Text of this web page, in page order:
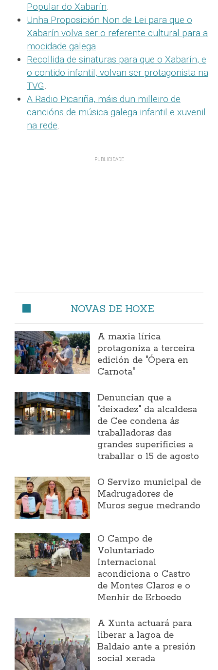
Popular do Xabarín
Unha Proposición Non de Lei para que o
Xabarín volva ser o referente cultural para a
mocidade galega
Recollida de sinaturas para que o Xabarín, e
o contido infantil, volvan ser protagonista na
TVG
A Radio Picariña, máis dun milleiro de
cancións de música galega infantil e xuvenil
na rede
NOVAS DE HOXE
A maxia lírica
protagoniza a terceira
edición de "Ópera en
Carnota"
Denuncian que a
"deixadez" da alcaldesa
de Cee condena ás
traballadoras das
grandes superificies a
traballar o 15 de agosto
O Servizo municipal de
Madrugadores de
Muros segue medrando
O Campo de
Voluntariado
Internacional
acondiciona o Castro
de Montes Claros e o
Menhir de Erboedo
A Xunta actuará para
liberar a lagoa de
Baldaio ante a presión
social xerada